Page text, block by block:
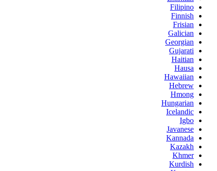
Filipino
Finnish
Frisian
Galician
Georgian
Gujarati
Haitian
Hausa
Hawaiian
Hebrew
Hmong
Hungarian
Icelandic
Igbo
Javanese
Kannada
Kazakh
Khmer
Kurdish